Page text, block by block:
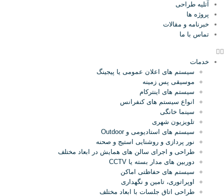
آتلیه طراحی
پروژه ها
خبرنامه و مقالات
تماس با ما
خدمات
سیستم های اعلان عمومی یا پیجینگ
موسیقی پس زمینه
سیستم های اینترکام
انواع سیستم های کنفرانس
سینما خانگی
تلویزیون شهری
سیستم های استادیومی و Outdoor
نور پردازی و روشنایی استیج و صحنه
طراحی و اجرای سالن های همایش در ابعاد مختلف
دوربین های مدار بسته یا CCTV
سیستم های حفاظتی اماکن
اوپراتوری، تامین و نگهداری
طراحی اتاق جلسات با ابعاد مختلف